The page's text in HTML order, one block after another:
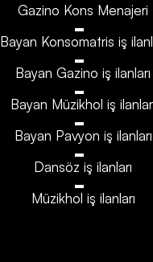
Gazino Kons Menajeri
Bayan Konsomatris iş
Bayan Gazino iş ilanları
Bayan Müzikhol iş
Bayan Pavyon iş ilanları
Dansöz iş ilanları
Müzikhol iş ilanları